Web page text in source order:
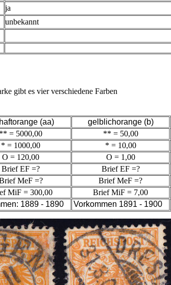
ja
unbekannt
gibt es vier verschiedene Farben
(aa) gelblichorange (b)
** = 5000,00 ** = 50,00
* = 1000,00 * = 10,00
O = 120,00 O = 1,00
Brief EF =? Brief EF =?
MeF =? Brief MeF =?
MiF = 300,00 Brief MiF = 7,00
1889 - 1890 Vorkommen 1891 - 1900